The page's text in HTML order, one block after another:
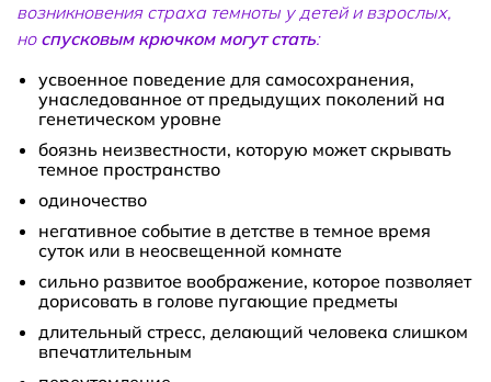
возникновения страха темноты у детей и взрослых,
но спусковым крючком могут стать:
усвоенное поведение для самосохранения,
унаследованное от предыдущих поколений на
генетическом уровне
боязнь неизвестности, которую может скрывать
темное пространство
одиночество
негативное событие в детстве в темное время
суток или в неосвещенной комнате
сильно развитое воображение, которое позволяет
дорисовать в голове пугающие предметы
длительный стресс, делающий человека слишком
впечатлительным